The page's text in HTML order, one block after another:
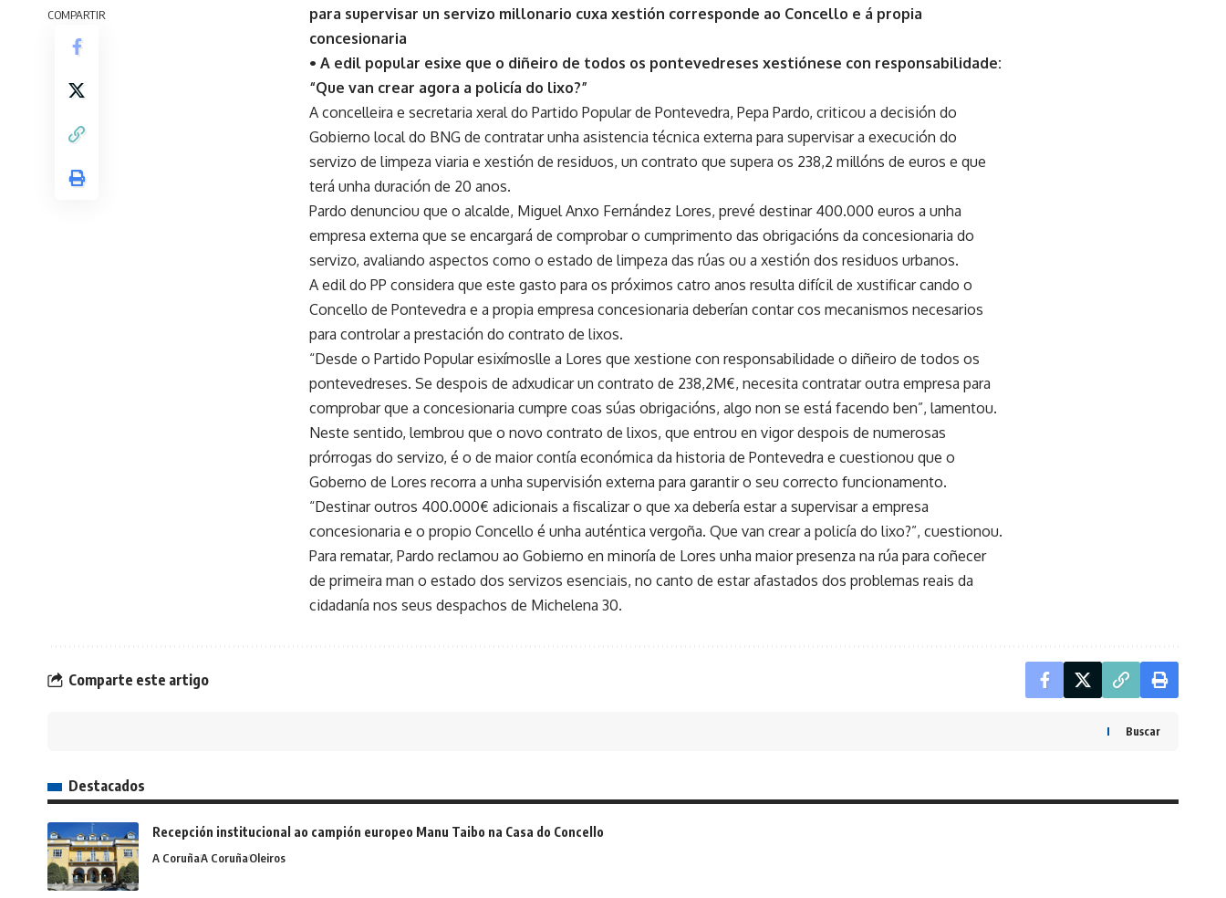
COMPARTIR
para supervisar un servizo millonario cuxa xestión corresponde ao Concello e á propia
concesionaria
• A edil popular esixe que o diñeiro de todos os pontevedreses xestiónese con responsabilidade:
“Que van crear agora a policía do lixo?”
A concelleira e secretaria xeral do Partido Popular de Pontevedra, Pepa Pardo, criticou a decisión do
Gobierno local do BNG de contratar unha asistencia técnica externa para supervisar a execución do
servizo de limpeza viaria e xestión de residuos, un contrato que supera os 238,2 millóns de euros e que
terá unha duración de 20 anos.
Pardo denunciou que o alcalde, Miguel Anxo Fernández Lores, prevé destinar 400.000 euros a unha
empresa externa que se encargará de comprobar o cumprimento das obrigacións da concesionaria do
servizo, avaliando aspectos como o estado de limpeza das rúas ou a xestión dos residuos urbanos.
A edil do PP considera que este gasto para os próximos catro anos resulta difícil de xustificar cando o
Concello de Pontevedra e a propia empresa concesionaria deberían contar cos mecanismos necesarios
para controlar a prestación do contrato de lixos.
“Desde o Partido Popular esixímoslle a Lores que xestione con responsabilidade o diñeiro de todos os
pontevedreses. Se despois de adxudicar un contrato de 238,2M€, necesita contratar outra empresa para
comprobar que a concesionaria cumpre coas súas obrigacións, algo non se está facendo ben”, lamentou.
Neste sentido, lembrou que o novo contrato de lixos, que entrou en vigor despois de numerosas
prórrogas do servizo, é o de maior contía económica da historia de Pontevedra e cuestionou que o
Goberno de Lores recorra a unha supervisión externa para garantir o seu correcto funcionamento.
“Destinar outros 400.000€ adicionais a fiscalizar o que xa debería estar a supervisar a empresa
concesionaria e o propio Concello é unha auténtica vergoña. Que van crear a policía do lixo?”, cuestionou.
Para rematar, Pardo reclamou ao Gobierno en minoría de Lores unha maior presenza na rúa para coñecer
de primeira man o estado dos servizos esenciais, no canto de estar afastados dos problemas reais da
cidadanía nos seus despachos de Michelena 30.
Comparte este artigo
Buscar
Destacados
Recepción institucional ao campión europeo Manu Taibo na Casa do Concello
A CoruñaA CoruñaOleiros